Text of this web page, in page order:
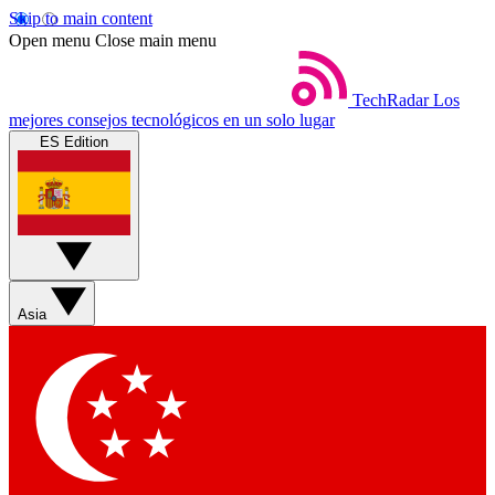
Skip to main content
Open menu Close main menu
TechRadar Los
mejores consejos tecnológicos en un solo lugar
ES Edition
Asia